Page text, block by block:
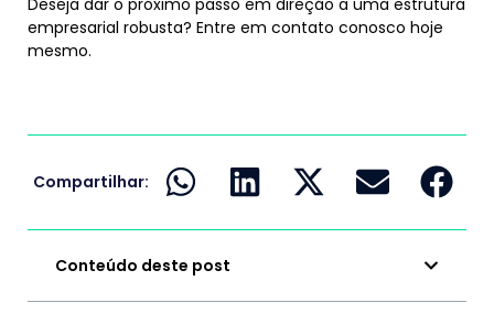
Deseja dar o próximo passo em direção a uma estrutura
empresarial robusta? Entre em contato conosco hoje
mesmo.
Compartilhar:
Conteúdo deste post